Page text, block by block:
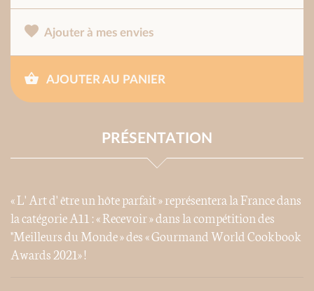
Ajouter à mes envies
AJOUTER AU PANIER
PRÉSENTATION
« L' Art d' être un hôte parfait » représentera la France dans
la catégorie A11 : « Recevoir » dans la compétition des
"Meilleurs du Monde » des « Gourmand World Cookbook
Awards 2021» !